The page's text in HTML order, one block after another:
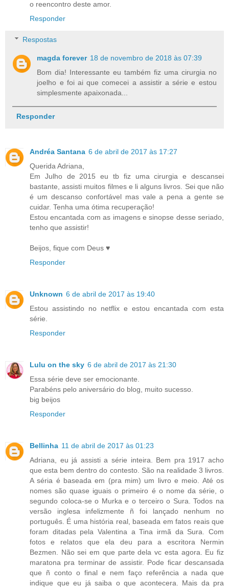
o reencontro deste amor.
Responder
Respostas
magda forever 18 de novembro de 2018 às 07:39
Bom dia! Interessante eu também fiz uma cirurgia no
joelho e foi ai que comecei a assistir a série e estou
simplesmente apaixonada...
Responder
Andréa Santana 6 de abril de 2017 às 17:27
Querida Adriana,
Em Julho de 2015 eu tb fiz uma cirurgia e descansei
bastante, assisti muitos filmes e li alguns livros. Sei que não
é um descanso confortável mas vale a pena a gente se
cuidar. Tenha uma ótima recuperação!
Estou encantada com as imagens e sinopse desse seriado,
tenho que assistir!
Beijos, fique com Deus ♥
Responder
Unknown 6 de abril de 2017 às 19:40
Estou assistindo no netflix e estou encantada com esta
série.
Responder
Lulu on the sky 6 de abril de 2017 às 21:30
Essa série deve ser emocionante.
Parabéns pelo aniversário do blog, muito sucesso.
big beijos
Responder
Bellinha 11 de abril de 2017 às 01:23
Adriana, eu já assisti a série inteira. Bem pra 1917 acho
que esta bem dentro do contesto. São na realidade 3 livros.
A séria é baseada em (pra mim) um livro e meio. Até os
nomes são quase iguais o primeiro é o nome da série, o
segundo coloca-se o Murka e o terceiro o Sura. Todos na
versão inglesa infelizmente ñ foi lançado nenhum no
português. É uma história real, baseada em fatos reais que
foram ditadas pela Valentina a Tina irmã da Sura. Com
fotos e relatos que ela deu para a escritora Nermin
Bezmen. Não sei em que parte dela vc esta agora. Eu fiz
maratona pra terminar de assistir. Pode ficar descansada
que ñ conto o final e nem faço referência a nada que
indique que eu já saiba o que acontecera. Mais da pra